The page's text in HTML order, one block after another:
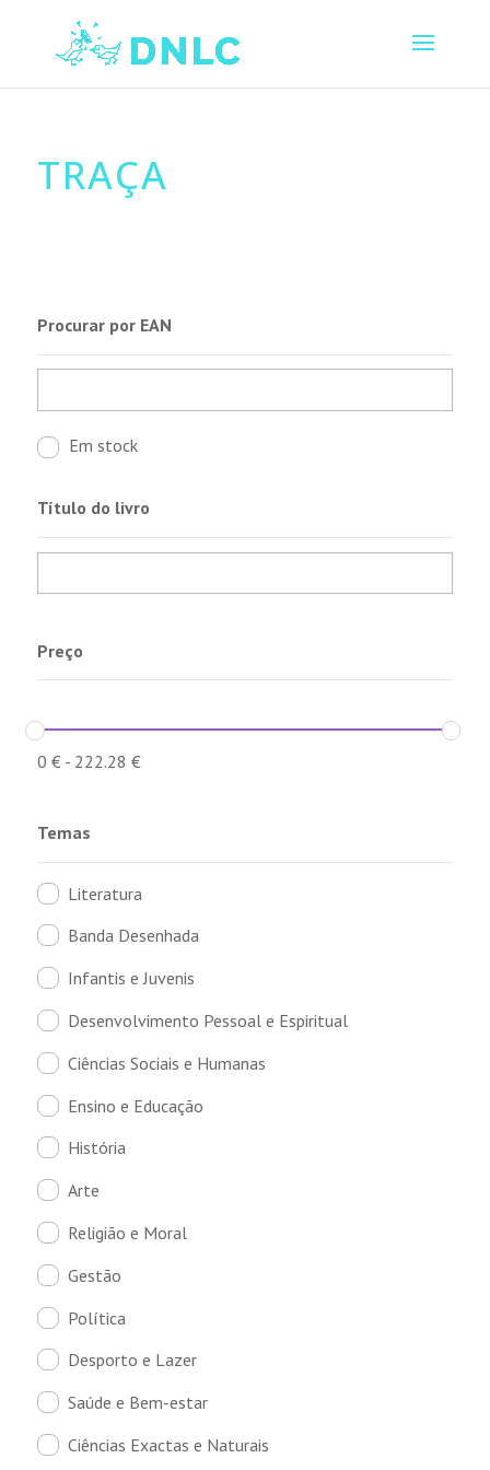
TRAÇA
Procurar por EAN
Em stock
Título do livro
Preço
0 €- 222.28 €
Temas
Literatura
Banda Desenhada
Infantis e Juvenis
Desenvolvimento Pessoal e Espiritual
Ciências Sociais e Humanas
Ensino e Educação
História
Arte
Religião e Moral
Gestão
Política
Desporto e Lazer
Saúde e Bem-estar
Ciências Exactas e Naturais